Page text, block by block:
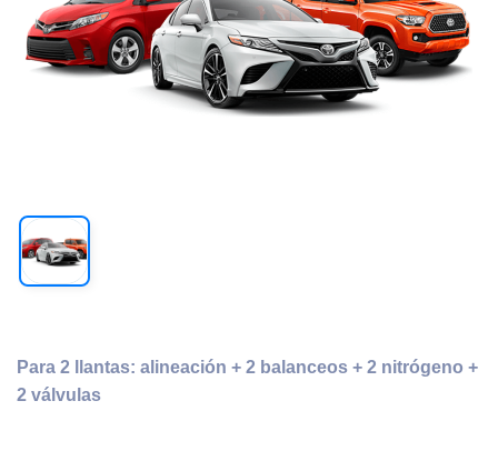
Para 2 llantas: alineación + 2 balanceos + 2 nitrógeno +
2 válvulas